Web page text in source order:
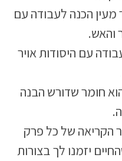
מעין הכנה לעבודה עם
והאש.
עם היסודות אויר
חומר שדורש הבנה
הקריאה של כל פרק
יזמנו לך בצורות